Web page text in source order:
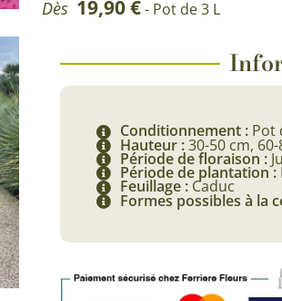
fleursDès 19,90€- Pot de 3 L
Conditionnement : Pot
Hauteur :30-50 cm,
Période de floraison :
Période de plantation :
Feuillage : Caduc
Formes possibles à la